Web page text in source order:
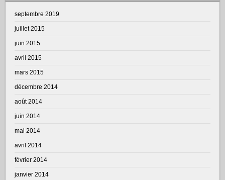
septembre 2019
juillet 2015
juin 2015
avril 2015
mars 2015
décembre 2014
août 2014
juin 2014
mai 2014
avril 2014
février 2014
janvier 2014